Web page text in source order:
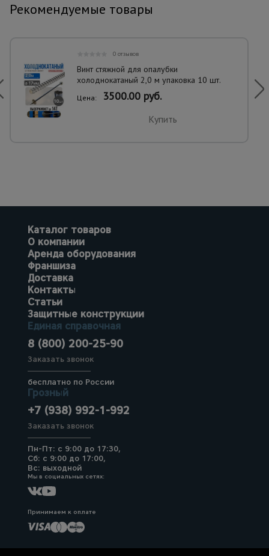
Рекомендуемые товары
0 отзывов
Винт стяжной для опалубки
холоднокатаный 2,0 м упаковка 10 шт.
Цена: 3500.00 руб.
Купить
Каталог товаров
О компании
Аренда оборудования
Франшиза
Доставка
Контакты
Статьи
Защитные конструкции
Единая справочная
8 (800) 200-25-90
Заказать звонок
бесплатно по России
Грозный
+7 (938) 992-1-992
Заказать звонок
Пн-Пт: с 9:00 до 17:30,
Сб: с 9:00 до 17:00,
Вс: выходной
Мы в социальных сетях:
Принимаем к оплате